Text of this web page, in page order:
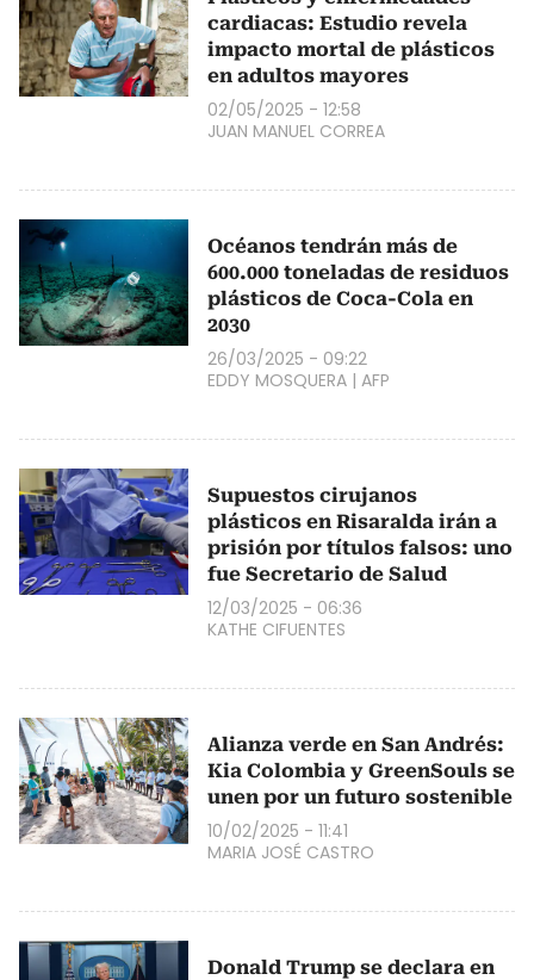
cardiacas: Estudio revela
impacto mortal de plásticos
en adultos mayores
02/05/2025 - 12:58
JUAN MANUEL CORREA
Océanos tendrán más de
600.000 toneladas de residuos
plásticos de Coca-Cola en
2030
26/03/2025 - 09:22
EDDY MOSQUERA | AFP
Supuestos cirujanos
plásticos en Risaralda irán a
prisión por títulos falsos: uno
fue Secretario de Salud
12/03/2025 - 06:36
KATHE CIFUENTES
Alianza verde en San Andrés:
Kia Colombia y GreenSouls se
unen por un futuro sostenible
10/02/2025 - 11:41
MARIA JOSÉ CASTRO
Donald Trump se declara en